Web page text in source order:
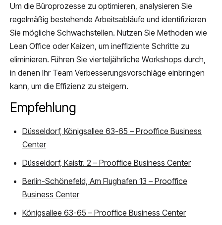
Um die Büroprozesse zu optimieren, analysieren Sie
regelmäßig bestehende Arbeitsabläufe und identifizieren
Sie mögliche Schwachstellen. Nutzen Sie Methoden wie
Lean Office oder Kaizen, um ineffiziente Schritte zu
eliminieren. Führen Sie vierteljährliche Workshops durch,
in denen Ihr Team Verbesserungsvorschläge einbringen
kann, um die Effizienz zu steigern.
Empfehlung
Düsseldorf, Königsallee 63-65 – Prooffice Business
Center
Düsseldorf, Kaistr. 2 – Prooffice Business Center
Berlin-Schönefeld, Am Flughafen 13 – Prooffice
Business Center
Königsallee 63-65 – Prooffice Business Center